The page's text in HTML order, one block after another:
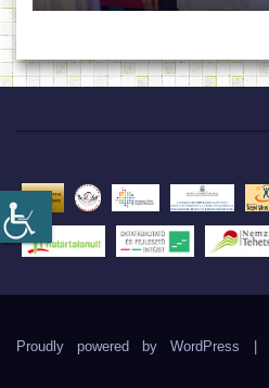
Proudly powered by WordPress |